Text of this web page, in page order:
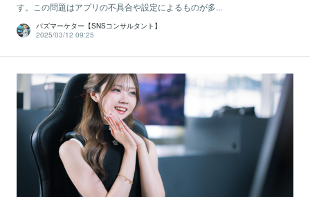
す。この問題はアプリの不具合や設定によるものが多...
バズマーケター【SNSコンサルタント】
2025/03/12 09:25